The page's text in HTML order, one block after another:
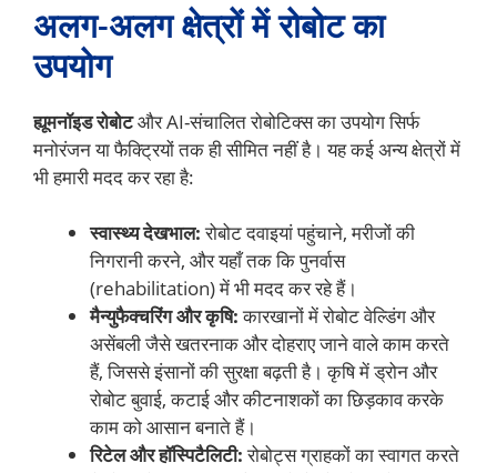
अलग-अलग क्षेत्रों में रोबोट का
उपयोग
ह्यूमनॉइड रोबोटऔर AI-संचालित रोबोटिक्स का उपयोग सिर्फ
मनोरंजन या फैक्ट्रियों तक ही सीमित नहीं है। यह कई अन्य क्षेत्रों में
भी हमारी मदद कर रहा है:
स्वास्थ्य देखभाल:रोबोट दवाइयां पहुंचाने, मरीजों की
निगरानी करने, और यहाँ तक कि पुनर्वास
(rehabilitation) में भी मदद कर रहे हैं।
मैन्युफैक्चरिंग और कृषि:कारखानों में रोबोट वेल्डिंग और
असेंबली जैसे खतरनाक और दोहराए जाने वाले काम करते
हैं, जिससे इंसानों की सुरक्षा बढ़ती है। कृषि में ड्रोन और
रोबोट बुवाई, कटाई और कीटनाशकों का छिड़काव करके
काम को आसान बनाते हैं।
रिटेल और हॉस्पिटैलिटी:रोबोट्स ग्राहकों का स्वागत करते